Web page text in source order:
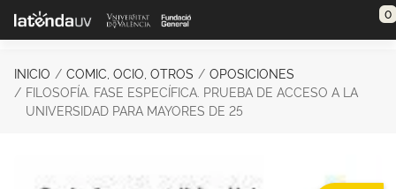
Saltar al contenido principal 0
INICIO COMIC, OCIO, OTROS
OPOSICIONES
FILOSOFÍA. FASE ESPECÍFICA. PRUEBA DE ACCESO A LA
UNIVERSIDAD PARA MAYORES DE 25